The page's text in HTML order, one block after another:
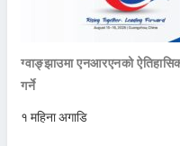
ग्वाङ्झाउमा एनआरएनको
गर्ने
१ महिना अगाडि